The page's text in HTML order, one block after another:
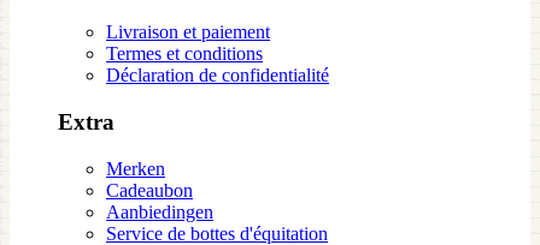
Livraison et paiement
Termes et conditions
Déclaration de confidentialité
Extra
Merken
Cadeaubon
Aanbiedingen
Service de bottes d'équitation